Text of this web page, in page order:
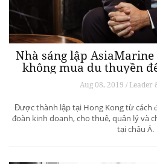
Nhà sáng lập AsiaMarine
không mua du thuyền
Aug 08, 2019 / Leader
Được thành lập tại Hong Kong từ cách
đoàn kinh doanh, cho thuê, quản lý và
tại châu Á.